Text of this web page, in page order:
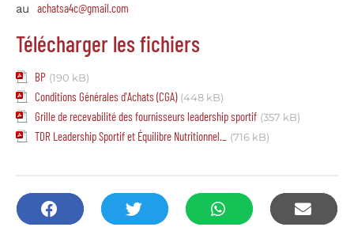
au achatsa4c@gmail.com
Télécharger les fichiers
BP (190 kB)
Conditions Générales d'Achats (CGA) (448 kB)
Grille de recevabilité des fournisseurs leadership sportif (357 kB)
TDR Leadership Sportif et Équilibre Nutritionnel._ (716 kB)